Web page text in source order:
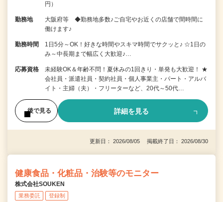
円）
勤務地
大阪府等 ◆勤務地多数♪ご自宅やお近くの店舗で間時間に
働けます♪
勤務時間
1日5分～OK！好きな時間やスキマ時間でサクッと♪ ☆1日の
み～中長期まで幅広く大歓迎♪…
応募資格
未経験OK＆年齢不問！夏休みの1回きり・単発も大歓迎！ ★
会社員・派遣社員・契約社員・個人事業主・パート・アルバ
イト・主婦（夫）・フリーターなど、20代～50代…
後で見る 詳細を見る
更新日： 2026/08/05 掲載終了日： 2026/08/30
健康食品・化粧品・治験等のモニター
株式会社SOUKEN
業務委託 登録制